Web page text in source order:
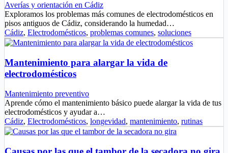
Averías y orientación en Cádiz
Exploramos los problemas más comunes de electrodomésticos en
pisos antiguos de Cádiz, considerando la humedad…
Cádiz, Electrodomésticos, problemas comunes, soluciones
Mantenimiento para alargar la vida de
electrodomésticos
Mantenimiento preventivo
Aprende cómo el mantenimiento básico puede alargar la vida de tus
electrodomésticos y ayudar a…
Cádiz, Electrodomésticos, longevidad, mantenimiento, rutinas